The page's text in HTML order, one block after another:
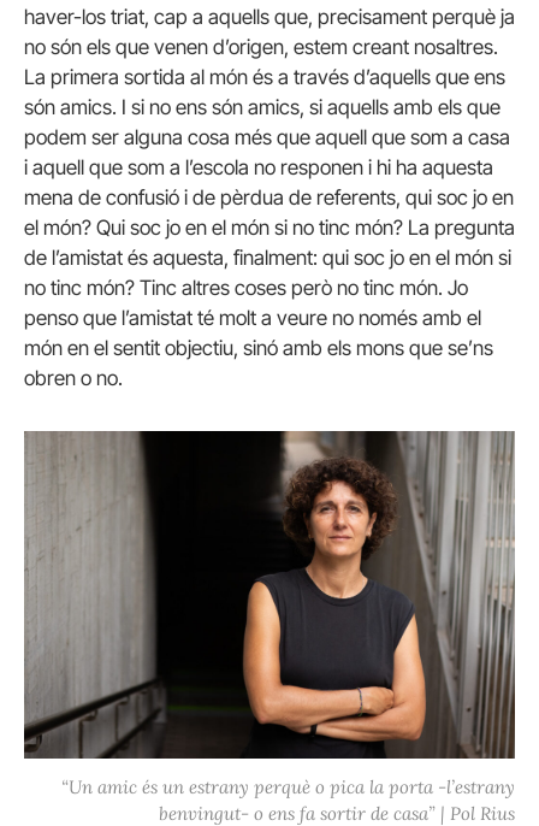
haver-los triat, cap a aquells que, precisament perquè ja
no són els que venen d’origen, estem creant nosaltres.
La primera sortida al món és a través d’aquells que ens
són amics. I si no ens són amics, si aquells amb els que
podem ser alguna cosa més que aquell que som a casa
i aquell que som a l’escola no responen i hi ha aquesta
mena de confusió i de pèrdua de referents, qui soc jo en
el món? Qui soc jo en el món si no tinc món? La pregunta
de l’amistat és aquesta, finalment: qui soc jo en el món si
no tinc món? Tinc altres coses però no tinc món. Jo
penso que l’amistat té molt a veure no només amb el
món en el sentit objectiu, sinó amb els mons que se’ns
obren o no.
“Un amic és un estrany perquè o pica la porta -l’estrany
benvingut- o ens fa sortir de casa” | Pol Rius